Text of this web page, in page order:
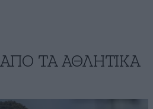
ΤA ΑΘΛΗΤΙΚΑ